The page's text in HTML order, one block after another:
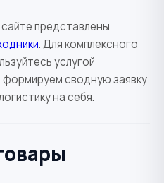
представлены
. Для комплексного
услугой
сводную заявку
на себя.